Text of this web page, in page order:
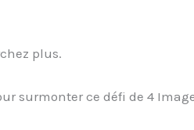
plus.
surmonter ce défi de 4